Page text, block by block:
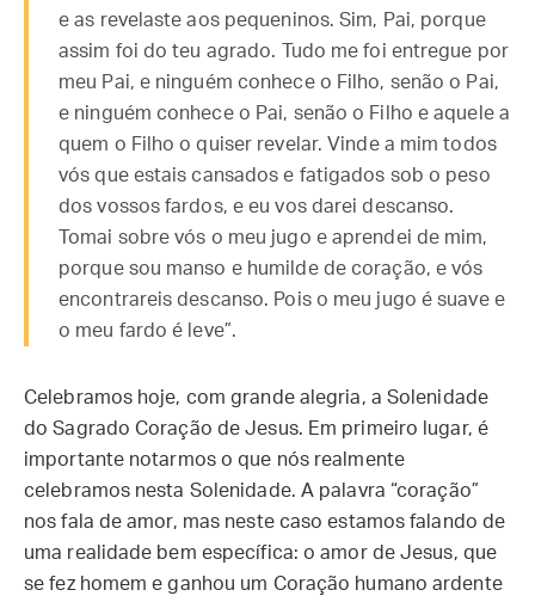
e as revelaste aos pequeninos. Sim, Pai, porque
assim foi do teu agrado. Tudo me foi entregue por
meu Pai, e ninguém conhece o Filho, senão o Pai,
e ninguém conhece o Pai, senão o Filho e aquele a
quem o Filho o quiser revelar. Vinde a mim todos
vós que estais cansados e fatigados sob o peso
dos vossos fardos, e eu vos darei descanso.
Tomai sobre vós o meu jugo e aprendei de mim,
porque sou manso e humilde de coração, e vós
encontrareis descanso. Pois o meu jugo é suave e
o meu fardo é leve”.
Celebramos hoje, com grande alegria, a Solenidade
do Sagrado Coração de Jesus. Em primeiro lugar, é
importante notarmos o que nós realmente
celebramos nesta Solenidade. A palavra “coração”
nos fala de amor, mas neste caso estamos falando de
uma realidade bem específica: o amor de Jesus, que
se fez homem e ganhou um Coração humano ardente